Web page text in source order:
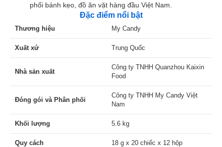
phối bánh kẹo, đồ ăn vặt hàng đầu Việt Nam.
Đặc điểm nổi bật
Thương hiệu My Candy
Xuất xứ Trung Quốc
Nhà sản xuất
Công ty TNHH Quanzhou Kaixin
Food
Đóng gói và Phân phối
Công ty TNHH My Candy Việt
Nam
Khối lượng 5.6 kg
Quy cách 18 g x 20 chiếc x 12 hộp